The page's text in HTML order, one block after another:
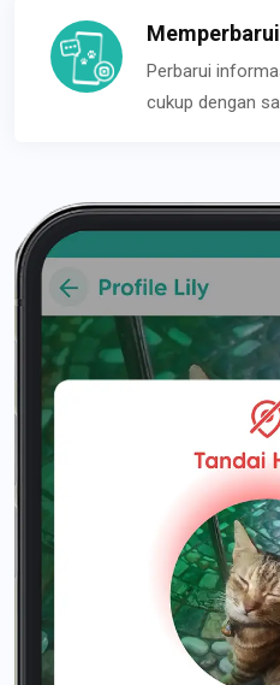
Perbarui
cukup dengan